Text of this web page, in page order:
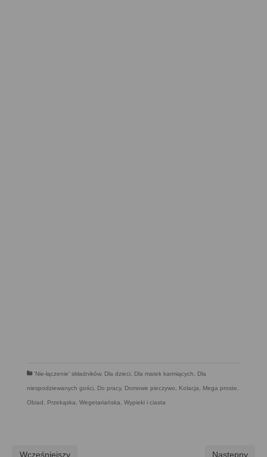
'Nie-łączenie' składników, Dla dzieci, Dla matek karmiących, Dla
niespodziewanych gości, Do pracy, Domowe pieczywo, Kolacja, Mega proste,
Obiad , Przekąska, Wegetariańska, Wypieki i ciasta
Wcześniejszy Następny